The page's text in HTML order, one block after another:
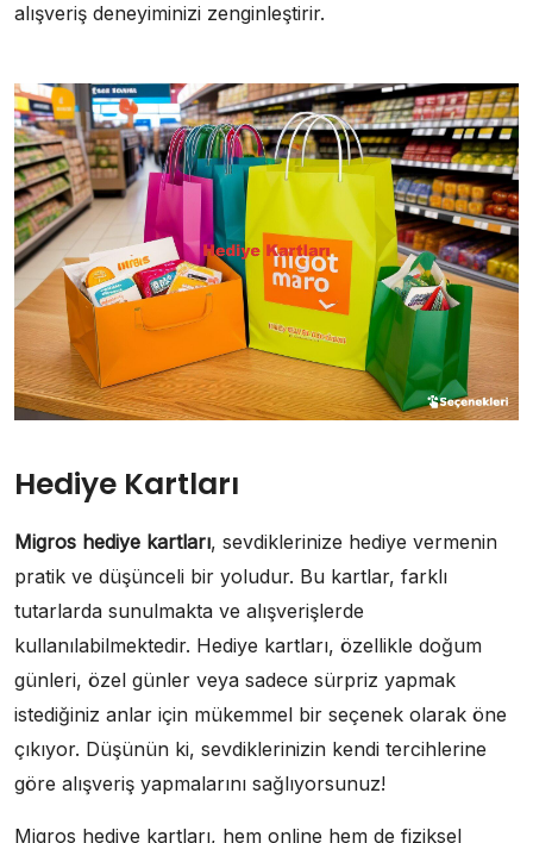
alışveriş deneyiminizi zenginleştirir.
Hediye Kartları
Migros hediye kartları, sevdiklerinize hediye vermenin
pratik ve düşünceli bir yoludur. Bu kartlar, farklı
tutarlarda sunulmakta ve alışverişlerde
kullanılabilmektedir. Hediye kartları, özellikle doğum
günleri, özel günler veya sadece sürpriz yapmak
istediğiniz anlar için mükemmel bir seçenek olarak öne
çıkıyor. Düşünün ki, sevdiklerinizin kendi tercihlerine
göre alışveriş yapmalarını sağlıyorsunuz!
Migros hediye kartları, hem online hem de fiziksel